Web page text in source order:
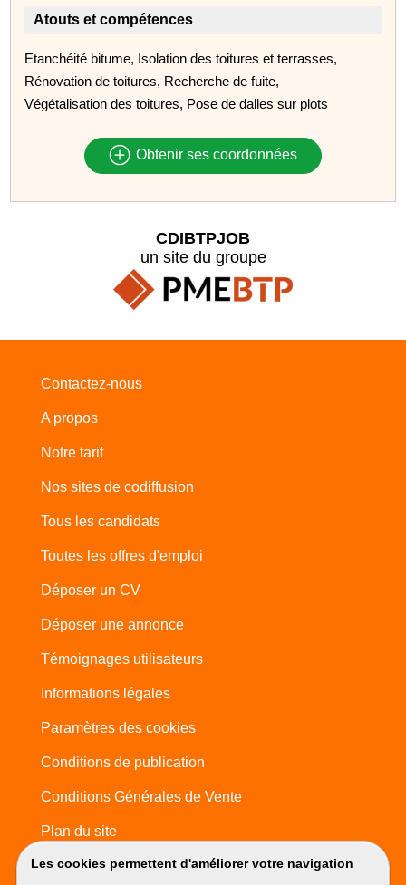
Atouts et compétences
Etanchéité bitume, Isolation des toitures et terrasses,
Rénovation de toitures, Recherche de fuite,
Végétalisation des toitures, Pose de dalles sur plots
Obtenir ses coordonnées
Les cookies permettent d'améliorer votre navigation
CDIBTPJOB
un site du groupe
Contactez-nous
A propos
Notre tarif
Nos sites de codiffusion
Tous les candidats
Toutes les offres d'emploi
Déposer un CV
Déposer une annonce
Témoignages utilisateurs
Informations légales
Paramètres des cookies
Conditions de publication
Conditions Générales de Vente
Plan du site